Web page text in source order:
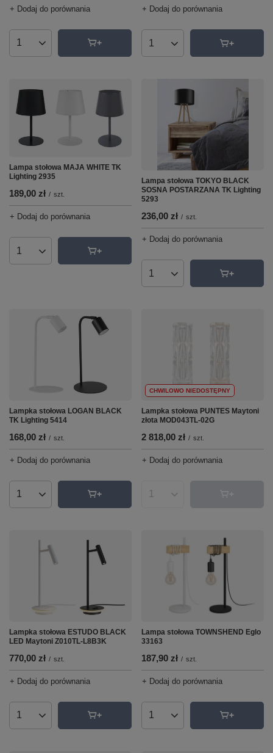
+ Dodaj do porównania
Ilość produktów
+ Dodaj do porównania
Ilość produktów
Lampa stołowa MAJA WHITE TK
Lighting 2935
189,00 zł / szt.
+ Dodaj do porównania
Ilość produktów
Lampa stołowa TOKYO BLACK
SOSNA POSTARZANA TK Lighting
5293
236,00 zł / szt.
+ Dodaj do porównania
Ilość produktów
Lampka stołowa LOGAN BLACK
TK Lighting 5414
168,00 zł / szt.
+ Dodaj do porównania
Ilość produktów
CHWILOWO NIEDOSTĘPNY
Lampka stołowa PUNTES Maytoni
złota MOD043TL-02G
2 818,00 zł / szt.
+ Dodaj do porównania
Ilość produktów
Lampka stołowa ESTUDO BLACK
LED Maytoni Z010TL-L8B3K
770,00 zł / szt.
+ Dodaj do porównania
Ilość produktów
Lampa stołowa TOWNSHEND Eglo
33163
187,90 zł / szt.
+ Dodaj do porównania
Ilość produktów